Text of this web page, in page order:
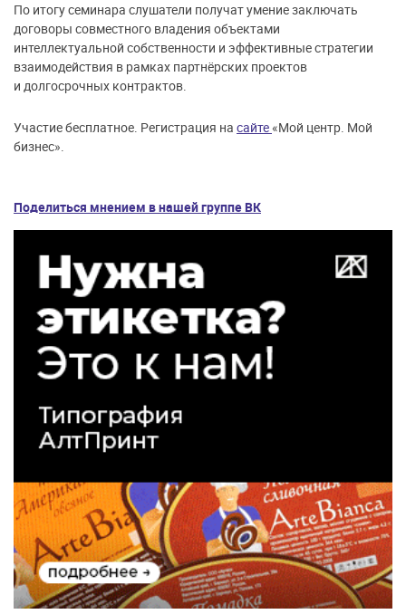
По итогу семинара слушатели получат умение заключать
договоры совместного владения объектами
интеллектуальной собственности и эффективные стратегии
взаимодействия в рамках партнёрских проектов
и долгосрочных контрактов.
Участие бесплатное. Регистрация на сайте«Мой центр. Мой
бизнес».
Поделиться мнением в нашей группе ВК